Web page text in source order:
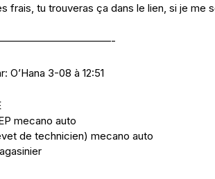
frais, tu trouveras ça dans le lien, si je me
O’Hana 3-08 à 12:51
mecano auto
de technicien) mecano auto